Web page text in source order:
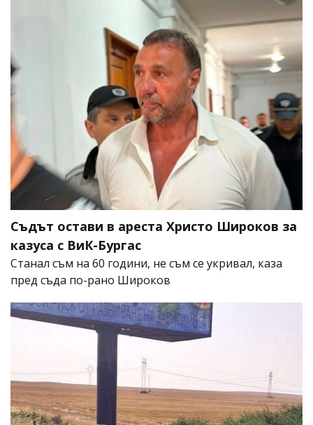
Съдът остави в ареста Христо Широков за
казуса с ВиК-Бургас
Станал съм на 60 години, не съм се укривал, каза
пред съда по-рано Широков